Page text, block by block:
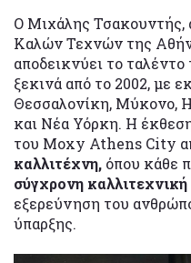
Ο Μιχάλης Τσακουντής,
Καλών Τεχνών της
αποδεικνύει το
ξεκινά από το 2002, με
Θεσσαλονίκη, Μύκονο,
και Νέα Υόρκη. Η
του Moxy Athens City
καλλιτέχνη, όπου κάθε
σύγχρονη
εξερεύνηση του
ύπαρξης.